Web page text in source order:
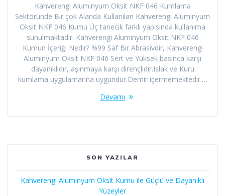
Kahverengi Aluminyum Oksit NKF 046 Kumlama
Sektöründe Bir çok Alanda Kullanılan Kahverengi Aluminyum
Oksit NKF 046 Kumu Üç tanecik farklı yapısında kullanıma
sunulmaktadır. Kahverengi Aluminyum Oksit NKF 046
Kumun İçeriği Nedir? %99 Saf Bir Abrasivdir, Kahverengi
Aluminyum Oksit NKF 046 Sert ve Yüksek basınca karşı
dayanıklıdır, aşınmaya karşı dirençlidir.Islak ve Kuru
kumlama uygulamarına uygundur.Demir içermemektedir.…
Devamı
SON YAZILAR
Kahverengi Aluminyum Oksit Kumu ile Güçlü ve Dayanıklı
Yüzeyler